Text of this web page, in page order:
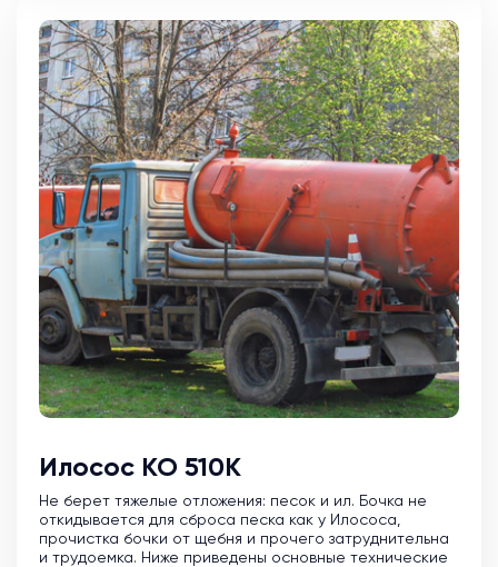
Илосос КО 510К
Не берет тяжелые отложения: песок и ил. Бочка не
откидывается для сброса песка как у Илососа,
прочистка бочки от щебня и прочего затруднительна
и трудоемка. Ниже приведены основные технические